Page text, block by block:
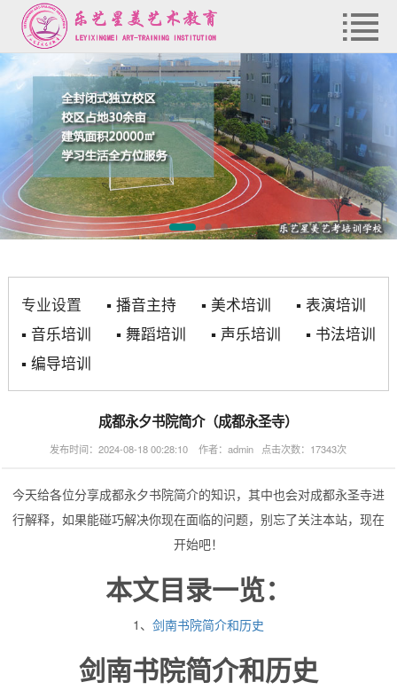
专业设置 ▪ 播音主持 ▪ 美术培训 ▪ 表演培训
▪ 音乐培训 ▪ 舞蹈培训 ▪ 声乐培训 ▪ 书法培训
▪ 编导培训
成都永夕书院简介（成都永圣寺）
发布时间：2024-08-18 00:28:10 作者：admin 点击次数：17343次
今天给各位分享成都永夕书院简介的知识，其中也会对成都永圣寺进
行解释，如果能碰巧解决你现在面临的问题，别忘了关注本站，现在
开始吧！
本文目录一览：
1、 剑南书院简介和历史
剑南书院简介和历史